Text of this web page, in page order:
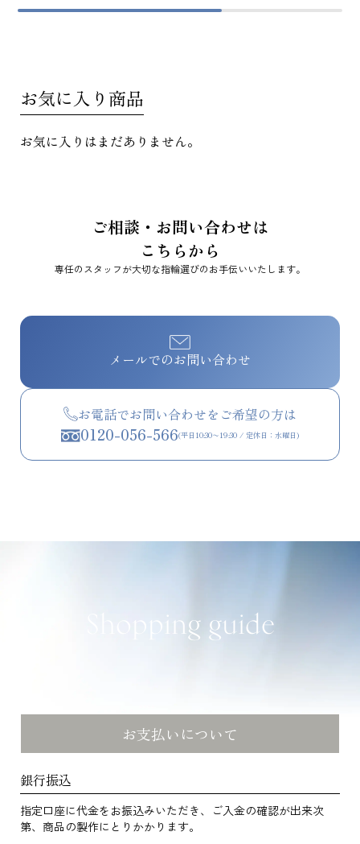
お気に入り商品
お気に入りはまだありません。
ご相談・お問い合わせは
こちらから
専任のスタッフが大切な指輪選びのお手伝いいたします。
メールでのお問い合わせ
お電話でお問い合わせをご希望の方は
0120-056-566(平日10:30〜19:30 / 定休日：水曜日)
Shopping guide
お支払いについて
銀行振込
指定口座に代金をお振込みいただき、ご入金の確認が出来次
第、商品の製作にとりかかります。